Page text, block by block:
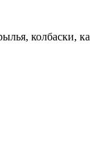
колбаски,